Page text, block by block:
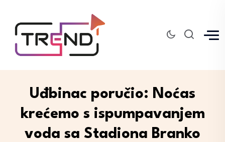
Uđbinac poručio: Noćas
krećemo s ispumpavanjem
voda sa Stadiona Branko